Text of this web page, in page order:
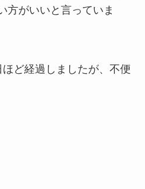
方がいいと言っていま
ど経過しましたが、不便